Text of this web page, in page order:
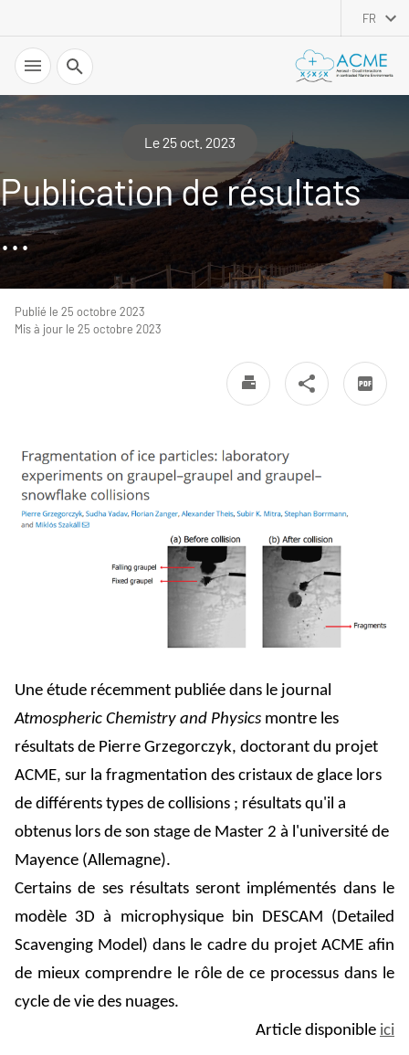
FR
Recherche
Le 25 oct. 2023
Publication de résultats
...
Publié le 25 octobre 2023
Mis à jour le 25 octobre 2023
Une étude récemment publiée dans le journal
Atmospheric Chemistry and Physics montre les
résultats de Pierre Grzegorczyk, doctorant du projet
ACME, sur la fragmentation des cristaux de glace lors
de différents types de collisions ; résultats qu'il a
obtenus lors de son stage de Master 2 à l'université de
Mayence (Allemagne).
Certains de ses résultats seront implémentés dans le
modèle 3D à microphysique bin DESCAM (Detailed
Scavenging Model) dans le cadre du projet ACME afin
de mieux comprendre le rôle de ce processus dans le
cycle de vie des nuages.
Article disponible ici